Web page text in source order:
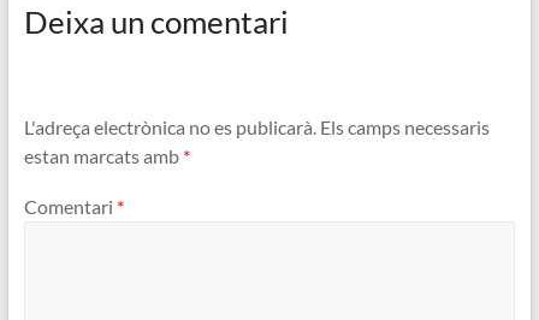
Deixa un comentari
L'adreça electrònica no es publicarà. Els camps necessaris
estan marcats amb *
Comentari *